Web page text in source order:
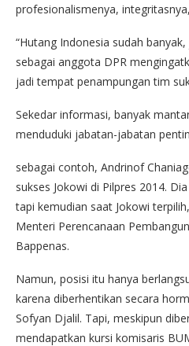
profesionalismenya,
“Hutang Indonesia sudah
sebagai anggota DPR
jadi tempat penampungan tim
Sekedar informasi, banyak
menduduki jabatan-jabatan
sebagai contoh, Andrinof
sukses Jokowi di Pilpres 2014.
tapi kemudian saat Jokowi
Menteri Perencanaan
Bappenas.
Namun, posisi itu hanya
karena diberhentikan secara
Sofyan Djalil. Tapi, meskipun
mendapatkan kursi komisaris